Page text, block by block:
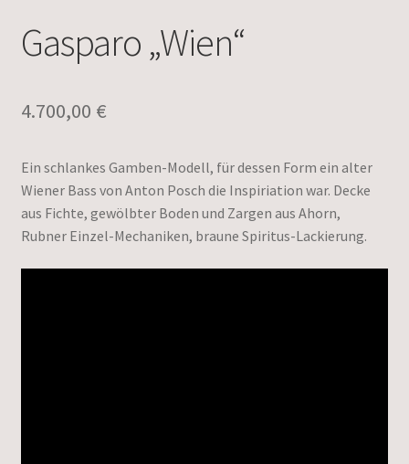
Gasparo „Wien“
4.700,00 €
Ein schlankes Gamben-Modell, für dessen Form ein alter
Wiener Bass von Anton Posch die Inspiriation war. Decke
aus Fichte, gewölbter Boden und Zargen aus Ahorn,
Rubner Einzel-Mechaniken, braune Spiritus-Lackierung.